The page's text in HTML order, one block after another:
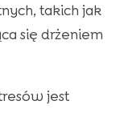
takich jak
się drżeniem
jest